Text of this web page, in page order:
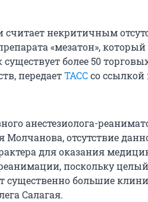
считает некритичным
«мезатон»,
более 50
передаетТАССсо
анестезиолога-
Молчанова, отсутствие
для оказания
поскольку
существенно большие
Салагая.